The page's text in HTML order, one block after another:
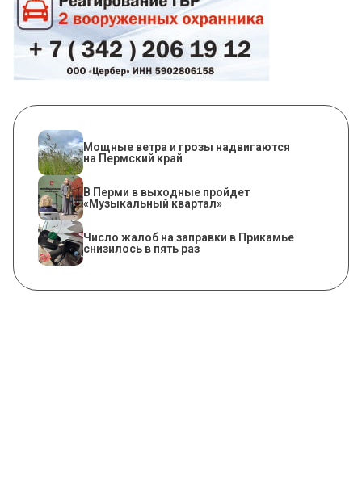
Мощные ветра и грозы надвигаются
на Пермский край
В Перми в выходные пройдет
«Музыкальный квартал»
Число жалоб на заправки в Прикамье
снизилось в пять раз